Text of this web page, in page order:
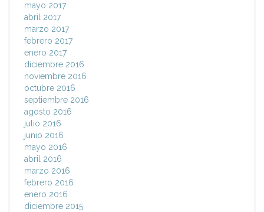
mayo 2017
abril 2017
marzo 2017
febrero 2017
enero 2017
diciembre 2016
noviembre 2016
octubre 2016
septiembre 2016
agosto 2016
julio 2016
junio 2016
mayo 2016
abril 2016
marzo 2016
febrero 2016
enero 2016
diciembre 2015